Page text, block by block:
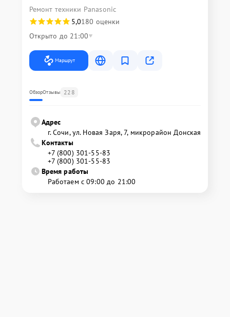
Ремонт техники Panasonic
5,0180 оценки
Открыто до 21:00
Маршрут
ОбзорОтзывы 228
Адрес
г. Сочи, ул. Новая Заря, 7, микрорайон Донская
Контакты
+7 (800) 301-55-83
+7 (800) 301-55-83
Время работы
Работаем с 09:00 до 21:00